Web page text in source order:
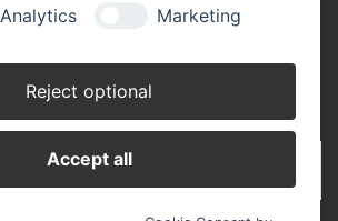
Analytics
Marketing
Reject optional
Accept all